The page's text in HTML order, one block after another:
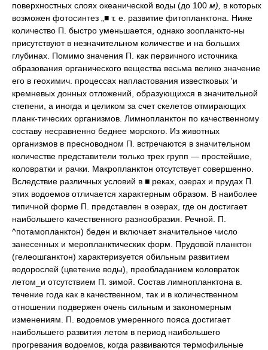
поверхностных слоях океанической воды (до 100 м), в которых
возможен фотосинтез „■ т. е. развитие фитопланктона. Ниже
количество П. быстро уменьшается, однако зоопланкто-ны
присутствуют в незначительном количестве и на больших
глубинах. Помимо значения П. как первичного источника
образования органического вещества весьма велико значение
его в геохимич. процессах напластования известковых 'и
кремневых донных отложений, образующихся в значительной
степени, а иногда и целиком за счет скелетов отмирающих
планк-тических организмов. Лимнопланктон по качественному
составу несравненно беднее морского. Из животных
организмов в пресноводном П. встречаются в значительном
количестве представители только трех групп — простейшие,
коловратки и рачки. Макропланктон отсутствует совершенно.
Вследствие различных условий в ■ реках, озерах и прудах П.
этих водоемов отличается характерным образом. В наиболее
типичной форме П. представлен в озерах, где он достигает
наибольшего качественного разнообразия. Речной. П.
^потамопланктон) беден и включает значительное число
занесенных и меропланктических форм. Прудовой планктон
(гелеошганктон) характеризуется обильным развитием
водорослей (цветение воды), преобладанием коловраток
летом_и отсутствием П. зимой. Состав лимнопланктона в.
течение года как в качественном, так и в количественном
отношении подвержен очень сильным и закономерным
изменениям. П. водоемов умеренного пояса достигает
наибольшего развития летом в период наибольшего
прогревания водоемов, когда развиваются термофильные